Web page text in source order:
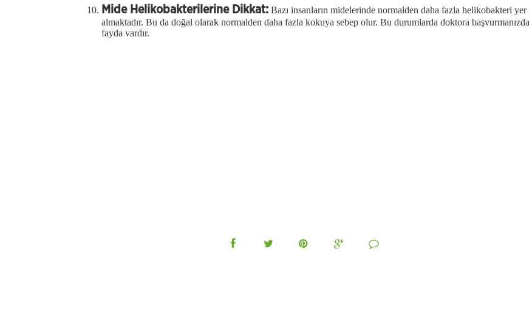
Mide Helikobakterilerine Dikkat: Bazı insanların midelerinde normalden daha fazla helikobakteri yer
almaktadır. Bu da doğal olarak normalden daha fazla kokuya sebep olur. Bu durumlarda doktora başvurmanızda
fayda vardır.